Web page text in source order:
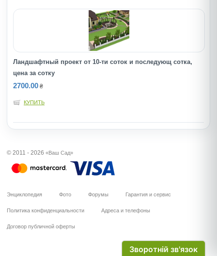
Ландшафтный проект от 10-ти соток и последующ сотка,
цена за сотку
2700.00 ₴
КУПИТЬ
© 2011 - 2026 «Ваш Сад»
Энциклопедия Фото Форумы Гарантия и сервис
Политика конфиденциальности Адреса и телефоны
Договор публичной оферты